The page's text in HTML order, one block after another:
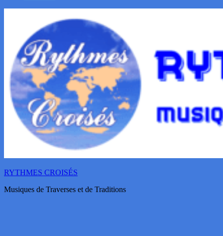
RYTHMES CROISÉS
Musiques de Traverses et de Traditions